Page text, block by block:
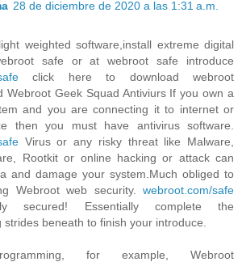
28 de diciembre de 2020 a las 1:31 a.m.
weighted software,install extreme digital
safe or at webroot safe introduce
click here to download webroot
Webroot Geek Squad Antiviurs If you own a
and you are connecting it to internet or
then you must have antivirus software.
Virus or any risky threat like Malware,
Rootkit or online hacking or attack can
and damage your system.Much obliged to
Webroot web security. webroot.com/safe
secured! Essentially complete the
strides beneath to finish your introduce.
for example, Webroot